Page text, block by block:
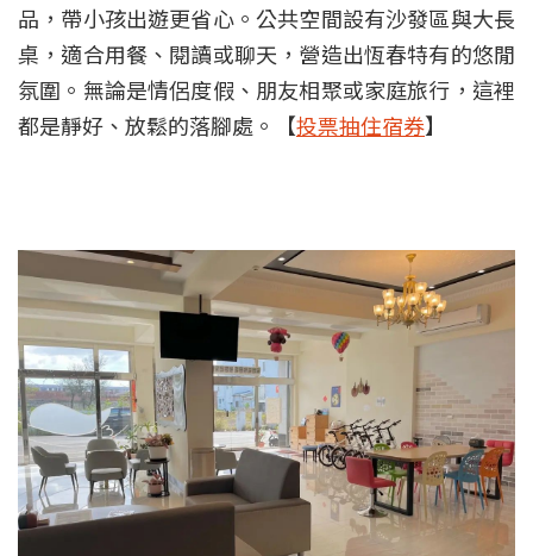
品，帶小孩出遊更省心。公共空間設有沙發區與大長
桌，適合用餐、閱讀或聊天，營造出恆春特有的悠閒
氛圍。無論是情侶度假、朋友相聚或家庭旅行，這裡
都是靜好、放鬆的落腳處。【投票抽住宿券】